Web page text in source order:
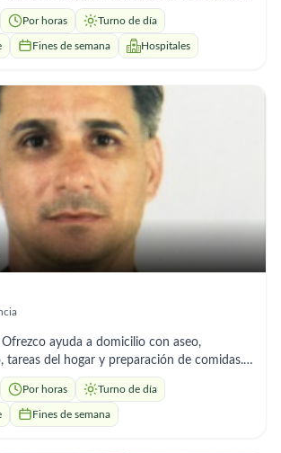
la puntualidad es lo más importante para
un saludo
Por horas Turno de día
Fines de semana Hospitales
ayuda a domicilio con aseo,
tareas del hogar y preparación de comidas.
me adapto a los horarios que necesites.
Por horas Turno de día
Fines de semana